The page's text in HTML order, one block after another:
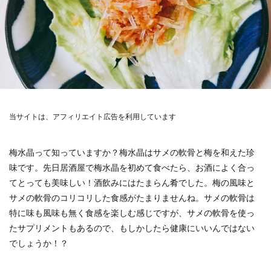
当サイトは、アフィリエイト広告を利用しています
梅水晶って知っていますか？梅水晶はサメの軟骨と梅を和えた珍
味です。先日居酒屋で梅水晶を初めて食べたら、お酒によく合っ
てとっても美味しい！酒飲みにはたまらん肴でした。梅の風味と
サメの軟骨のコリコリした食感がたまりませんね。サメの軟骨は
特に味も風味も無く食感を楽しむ感じですが、サメの軟骨を使っ
たサプリメントもあるので、もしかしたら健康にいいんではない
でしょうか！？